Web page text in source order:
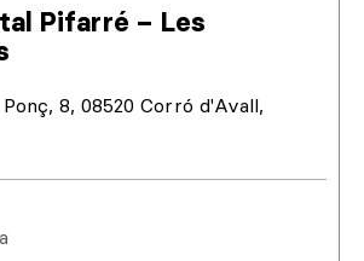
Pifarré – Les
8, 08520 Corró d'Avall,